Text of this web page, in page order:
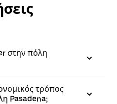
στην πόλη
τρόπος
Pasadena;